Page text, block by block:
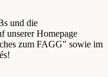
und die
unserer Homepage
zum FAGG" sowie im